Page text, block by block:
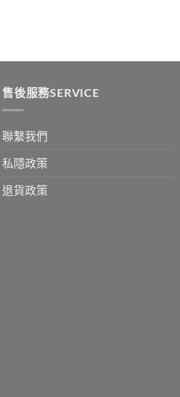
售後服務SERVICE
聯繫我們
私隱政策
退貨政策